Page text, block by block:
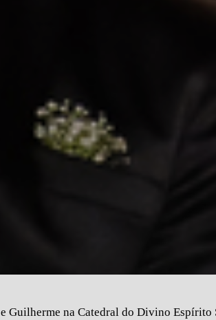
Guilherme na Catedral do Divino